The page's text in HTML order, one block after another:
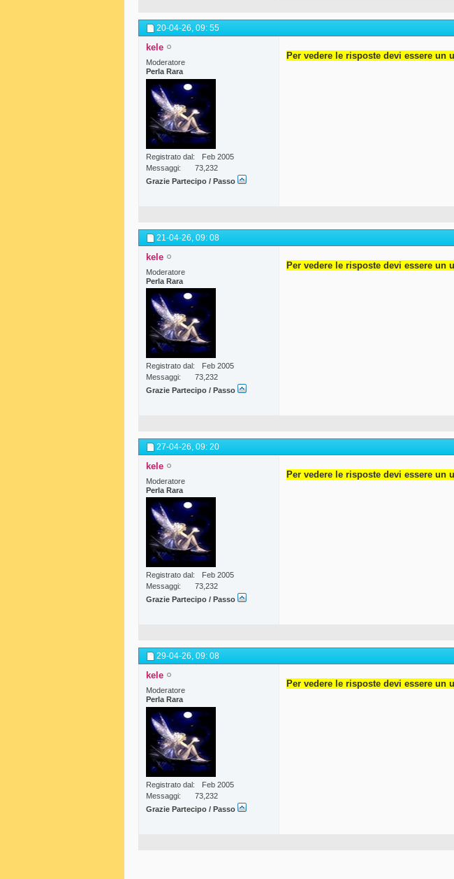
20-04-26, 09: 55
kele
Moderatore
Perla Rara
Registrato dal
Feb 2005
Messaggi
73,232
Grazie Partecipo / Passo
Per vedere le risposte devi essere un
21-04-26, 09: 08
kele
Moderatore
Perla Rara
Registrato dal
Feb 2005
Messaggi
73,232
Grazie Partecipo / Passo
Per vedere le risposte devi essere un
27-04-26, 09: 20
kele
Moderatore
Perla Rara
Registrato dal
Feb 2005
Messaggi
73,232
Grazie Partecipo / Passo
Per vedere le risposte devi essere un
29-04-26, 09: 08
kele
Moderatore
Perla Rara
Registrato dal
Feb 2005
Messaggi
73,232
Grazie Partecipo / Passo
Per vedere le risposte devi essere un